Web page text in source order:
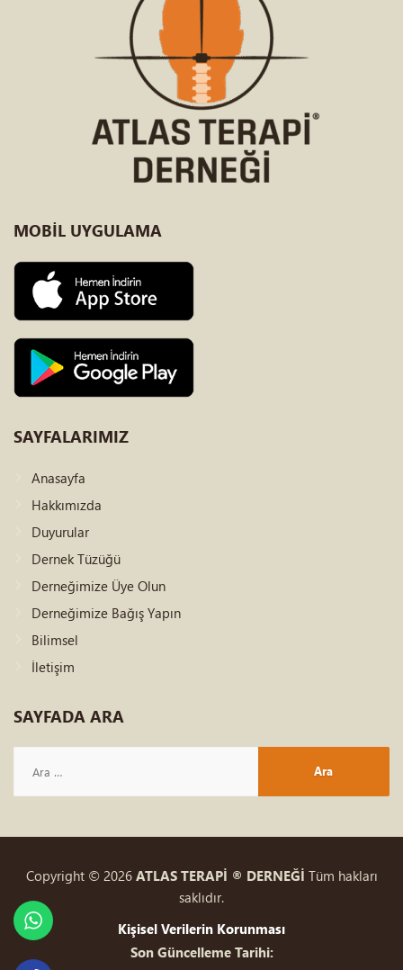
MOBİL UYGULAMA
SAYFALARIMIZ
Anasayfa
Hakkımızda
Duyurular
Dernek Tüzüğü
Derneğimize Üye Olun
Derneğimize Bağış Yapın
Bilimsel
İletişim
SAYFADA ARA
Copyright © 2026 ATLAS TERAPİ ® DERNEĞİ Tüm hakları
saklıdır.
Kişisel Verilerin Korunması
Son Güncelleme Tarihi: